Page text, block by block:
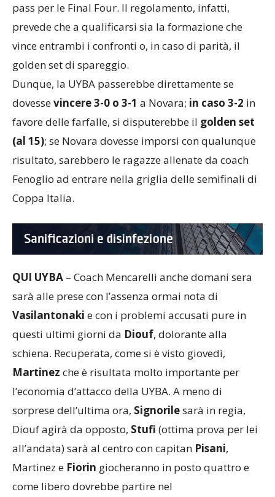
pass per le Final Four. Il regolamento, infatti,
prevede che a qualificarsi sia la formazione che
vince entrambi i confronti o, in caso di parità, il
golden set di spareggio.
Dunque, la UYBA passerebbe direttamente se
dovessevincere 3-0 o 3-1 a Novara; in caso 3-2 in
favore delle farfalle, si disputerebbe il golden set
(al 15); se Novara dovesse imporsi con qualunque
risultato, sarebbero le ragazze allenate da coach
Fenoglio ad entrare nella griglia delle semifinali di
Coppa Italia.
QUI UYBA – Coach Mencarelli anche domani sera
sarà alle prese con l’assenza ormai nota di
Vasilantonaki e con i problemi accusati pure in
questi ultimi giorni da Diouf, dolorante alla
schiena. Recuperata, come si è visto giovedì,
Martinez che è risultata molto importante per
l’economia d’attacco della UYBA. A meno di
sorprese dell’ultima ora, Signorilesarà in regia,
Diouf agirà da opposto, Stufi (ottima prova per lei
all’andata) sarà al centro con capitan Pisani,
Martinez e Fiorin giocheranno in posto quattro e
come libero dovrebbe partire nel